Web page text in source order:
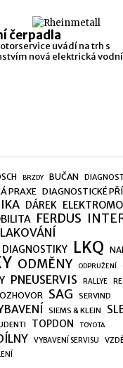
čerpadla
uvádí na trh s
nová elektrická
BRZDY BUČAN
PRAXE DIAGNOSTICKÉ
DÁREK
FERDUS
LAKOVÁNÍ
DIAGNOSTIKY LKQ
ODMĚNY ODPRUŽENÍ
PNEUSERVIS RALLYE
SAG SERVIND
SIEMS & KLEIN
TOPDON TOYOTA
VYBAVENÍ SERVISU